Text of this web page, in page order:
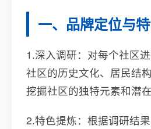
一、品牌定位与
1.深入调研：对每个社区
社区的历史文化、居民结
挖掘社区的独特元素和潜在
2.特色提炼：根据调研结